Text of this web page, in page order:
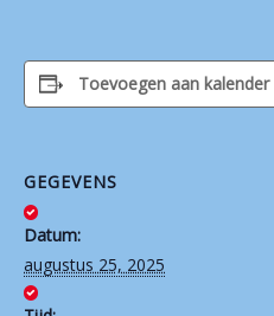
Toevoegen aan kalender
GEGEVENS
Datum:
augustus 25, 2025